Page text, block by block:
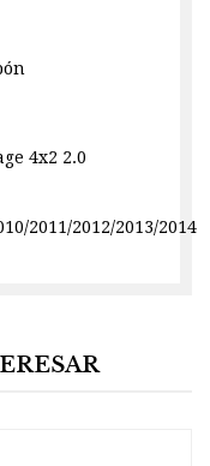
4x2 2.0
2011/2012/2013/2014